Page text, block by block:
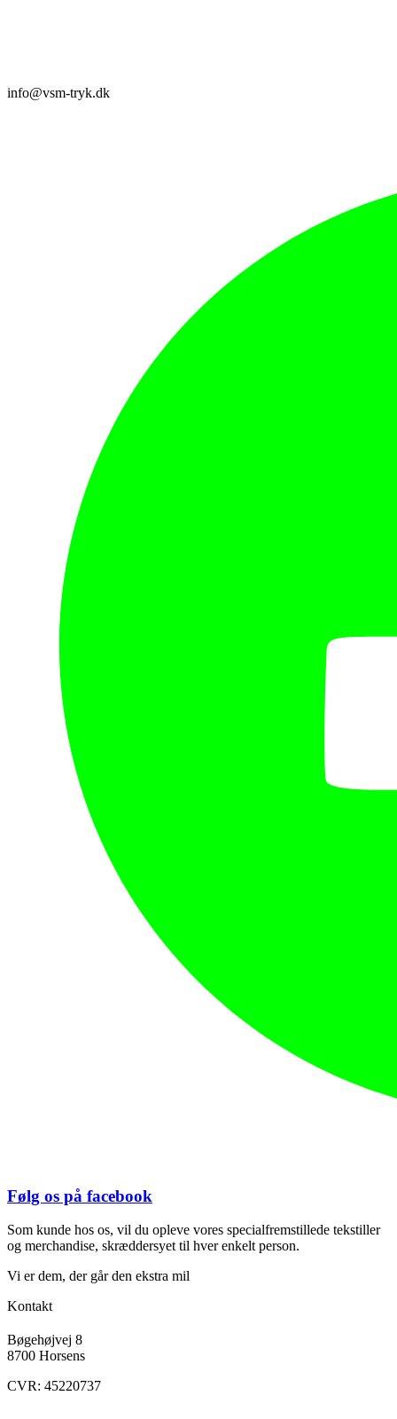
info@vsm-tryk.dk
Følg os på facebook
Som kunde hos os, vil du opleve vores specialfremstillede tekstiller
og merchandise, skræddersyet til hver enkelt person.
Vi er dem, der går den ekstra mil
Kontakt
Bøgehøjvej 8
8700 Horsens
CVR: 45220737